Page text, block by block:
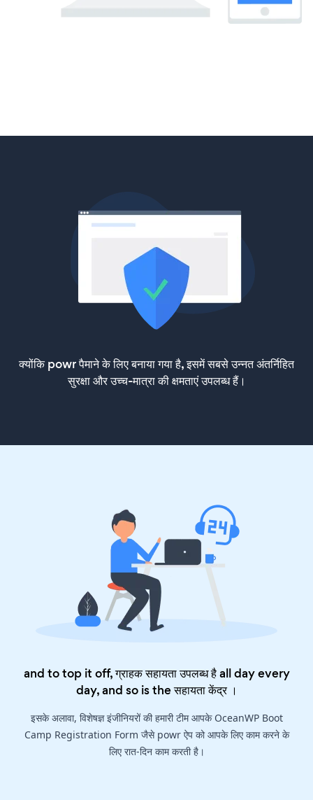
क्योंकि powr पैमाने के लिए बनाया गया है, इसमें सबसे उन्नत अंतर्निहित
सुरक्षा और उच्च-मात्रा की क्षमताएं उपलब्ध हैं।
and to top it off, ग्राहक सहायता उपलब्ध है all day every
day, and so is theसहायता केंद्र।
इसके अलावा, विशेषज्ञ इंजीनियरों की हमारी टीम आपके OceanWP Boot
Camp Registration Form जैसे powr ऐप को आपके लिए काम करने के
लिए रात-दिन काम करती है।